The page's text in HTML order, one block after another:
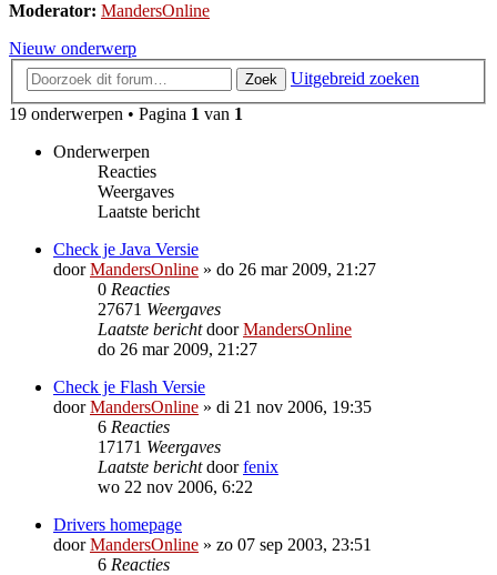
Moderator: MandersOnline
Nieuw onderwerp
Zoek
Uitgebreid zoeken
19 onderwerpen • Pagina 1 van 1
Onderwerpen
Reacties
Weergaves
Laatste bericht
Check je Java Versie
doorMandersOnline » do 26 mar 2009, 21:27
0 Reacties
27671 Weergaves
Laatste berichtdoorMandersOnline
do 26 mar 2009, 21:27
Check je Flash Versie
doorMandersOnline » di 21 nov 2006, 19:35
6 Reacties
17171 Weergaves
Laatste berichtdoorfenix
wo 22 nov 2006, 6:22
Drivers homepage
doorMandersOnline » zo 07 sep 2003, 23:51
6 Reacties